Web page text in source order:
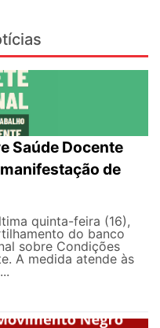
Saúde Docente
de
quinta-feira (16),
do banco
sobre Condições
A medida atende às